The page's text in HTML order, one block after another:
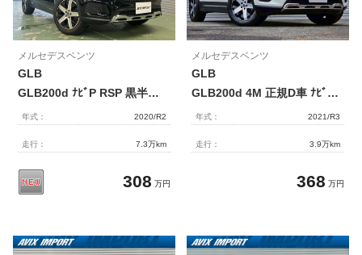
メルセデスベンツ
GLB
GLB200d ﾅﾋﾞP RSP 黒半革 MBUXﾅﾋﾞ地ﾃﾞｼﾞ360度ｶﾒﾗ Meｺﾈｸﾄ 前席Sﾋｰﾀｰ LEDﾍｯﾄﾞﾗｲﾄ 自動開閉ﾃｰﾙｹﾞｰﾄ ACC ﾚｰﾝﾁｪﾝｼﾞ ﾚｰﾝｷｰﾌﾟ 分割可倒式ｼｰﾄ 前席ﾒﾓﾘｰ付Pｼｰﾄ ﾌｯﾄﾄﾗﾝｸｵｰﾌﾟﾅｰ ECOｽﾄｯﾌﾟ ｷｰﾚｽｺﾞｰ PTS 18AW 禁煙 右H
年式： 2020/R2
走行： 7.3万km
万円
308
メルセデスベンツ
GLB
GLB200d 4M 正規D車 ﾅﾋﾞｹﾞｰｼｮﾝPKG 黒半革 ｼｰﾄﾋｰﾀｰ ﾊﾟﾜｰｼｰﾄ MBUX 純正ﾅﾋﾞ地ﾃﾞｼﾞ 全周ｶﾒﾗ&PTS ﾚｰﾀﾞｰｾｰﾌﾃｨPKG LEDﾗｲﾄ 電動Rｹﾞｰﾄ ﾌｯﾄﾄﾗﾝｸｵｰﾌﾟﾅｰ 純正18AW 禁煙 1ｵｰﾅｰ
年式： 2021/R3
走行： 3.9万km
万円
368